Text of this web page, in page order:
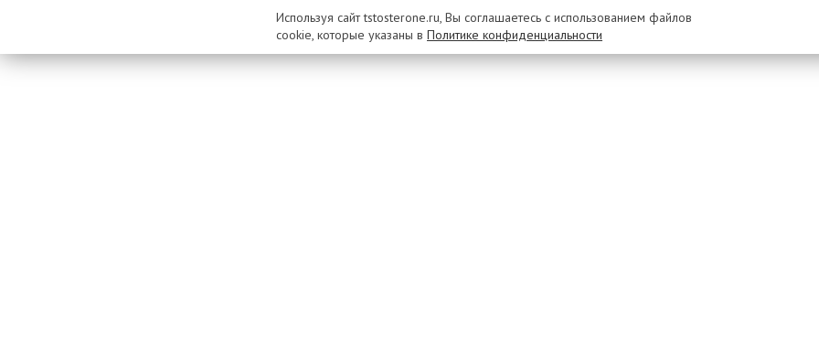
Используя сайт tstosterone.ru, Вы соглашаетесь с использованием файлов
cookie, которые указаны в Политике конфиденциальности